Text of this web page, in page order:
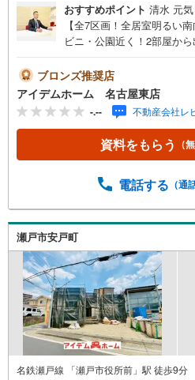
おすすめポイント 清水 元気
【全7区画！全居室明るい
ビニ・公園近く！2部屋か
わせお待ちしております☆
【G号棟】/当日のご来店・
等級3取得【品質】設計住宅
書【充実】駐車2台、4LDK
戸市役所前」駅 徒歩6分
分（約540m）■水無瀬中
ら見たい！聞きたい！にス
ご不安な方もおまかせくだ
ツアーMOVIEを公開中!!写
力をたっぷりご紹介してお
物件資料や発売予定物件等
ブロンズ推奨店
アイデムホーム 名古屋東店
-.-- 不動産会社レ
資料をもらう （
電話する （通
瀬戸市安戸町
名鉄瀬戸線 「瀬戸市役所前」駅 徒歩9分